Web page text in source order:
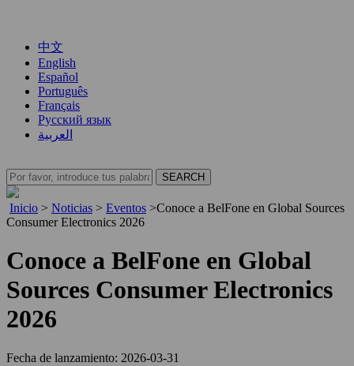
中文
English
Español
Português
Français
Русский язык
العربية
Inicio > Noticias > Eventos >Conoce a BelFone en Global Sources
Consumer Electronics 2026
Conoce a BelFone en Global
Sources Consumer Electronics
2026
Fecha de lanzamiento: 2026-03-31